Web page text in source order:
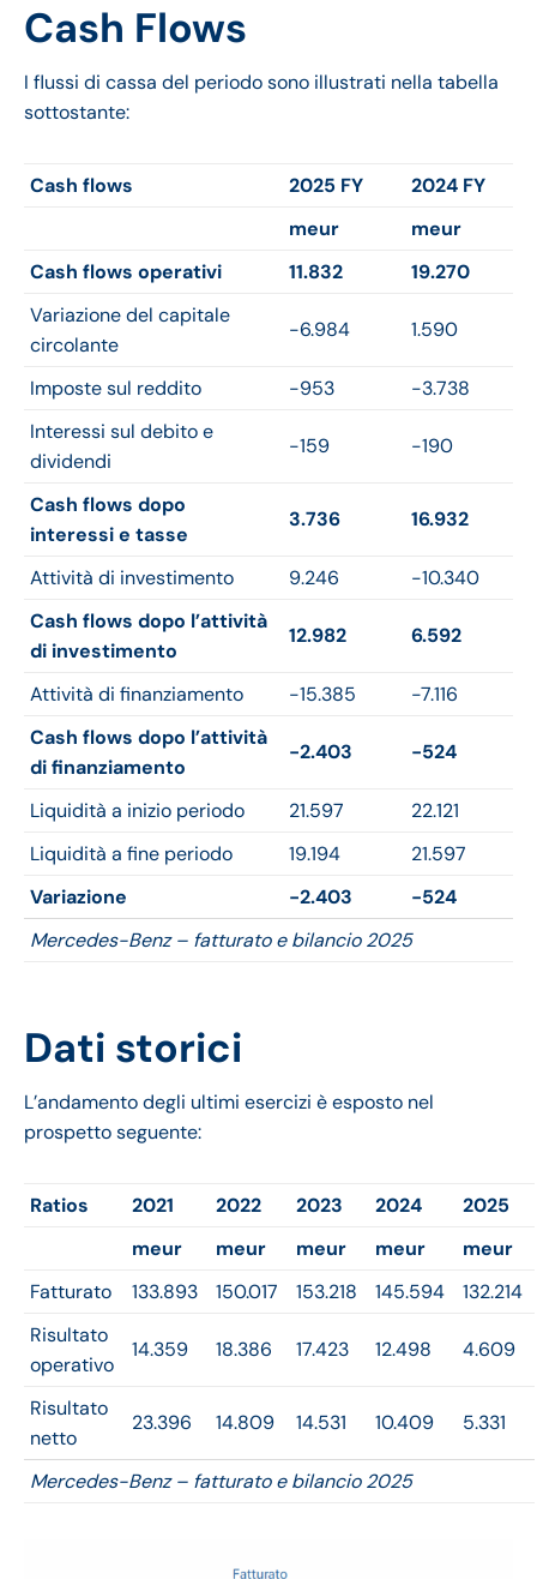
Cash Flows
I flussi di cassa del periodo sono illustrati nella tabella
sottostante:
Cash flows 2025 FY
2024 FY
meur
meur
Cash flows operativi
11.832
19.270
Variazione del capitale
circolante
-6.984 1.590
Imposte sul reddito -953
-3.738
Interessi sul debito e
dividendi
-159 -190
Cash flows dopo
interessi e tasse
3.736 16.932
Attività di investimento 9.246
-10.340
Cash flows dopo l’attività
di investimento
12.982 6.592
Attività di finanziamento -15.385
-7.116
Cash flows dopo l’attività
di finanziamento
-2.403 -524
Liquidità a inizio periodo 21.597
22.121
Liquidità a fine periodo
19.194
21.597
Variazione
-2.403
-524
Mercedes-Benz – fatturato e bilancio 2025
Dati storici
L’andamento degli ultimi esercizi è esposto nel
prospetto seguente:
Ratios 2021 2022 2023 2024
2025
meur
meur meur meur
meur
Fatturato
133.893 150.017 153.218 145.594
132.214
Risultato
operativo
14.359 18.386 17.423 12.498 4.609
Risultato
netto
23.396 14.809 14.531 10.409 5.331
Mercedes-Benz – fatturato e bilancio 2025